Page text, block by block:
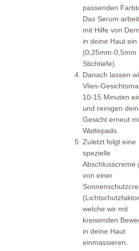
passenden
Das Serum
mit Hilfe von
in deine Haut ein
(0,25mm-0,5mm
Stichtiefe).
Danach lassen
Vlies-
10-15 Minuten
und reinigen dein
Gesicht erneut
Wattepads.
Zuletzt folgt eine
spezielle
Abschlusscreme
von einer
welche wir mit
kreisenden
in deine Haut
einmassieren.